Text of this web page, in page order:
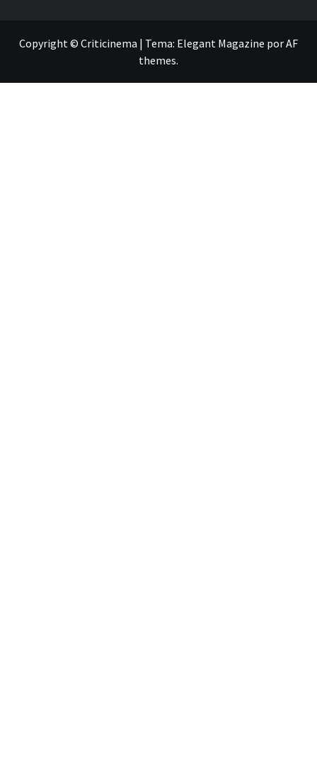
Copyright © Criticinema | Tema: Elegant Magazine porAF
themes.